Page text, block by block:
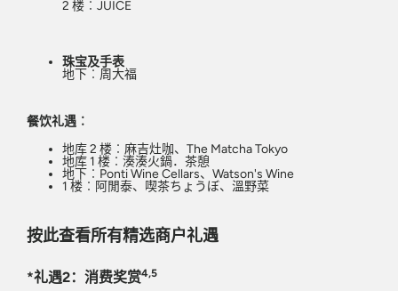
2 楼︰JUICE
珠宝及手表
地下︰周大福
餐饮礼遇︰
地库 2 楼︰麻吉灶咖、The Matcha Tokyo
地库 1 楼︰湊湊火鍋．茶憩
地下︰Ponti Wine Cellars、Watson's Wine
1 楼︰阿閒泰、喫茶ちょうぼ、溫野菜
按此查看所有精选商户礼遇
*礼遇2：消费奖赏4,5